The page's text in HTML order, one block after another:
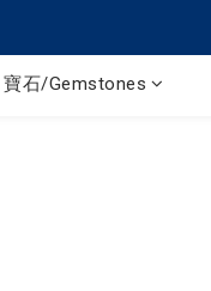
寶石/Gemstones